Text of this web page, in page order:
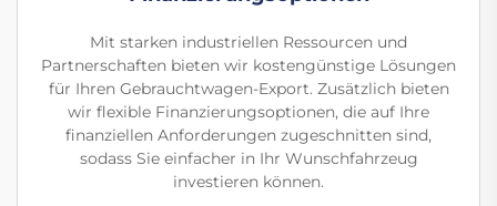
Mit starken industriellen Ressourcen und
Partnerschaften bieten wir kostengünstige Lösungen
für Ihren Gebrauchtwagen-Export. Zusätzlich bieten
wir flexible Finanzierungsoptionen, die auf Ihre
finanziellen Anforderungen zugeschnitten sind,
sodass Sie einfacher in Ihr Wunschfahrzeug
investieren können.